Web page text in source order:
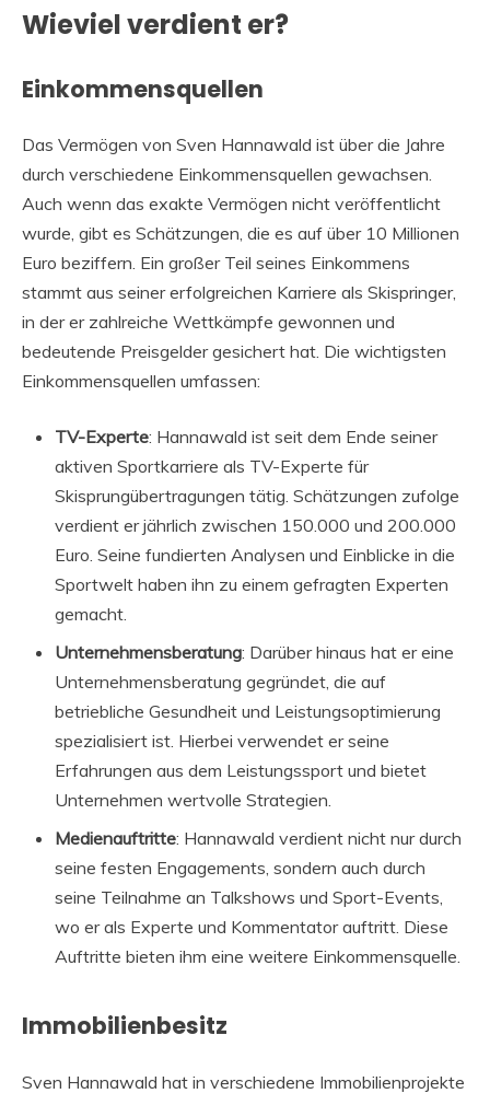
Wieviel verdient er?
Einkommensquellen
Das Vermögen von Sven Hannawald ist über die Jahre
durch verschiedene Einkommensquellen gewachsen.
Auch wenn das exakte Vermögen nicht veröffentlicht
wurde, gibt es Schätzungen, die es auf über 10 Millionen
Euro beziffern. Ein großer Teil seines Einkommens
stammt aus seiner erfolgreichen Karriere als Skispringer,
in der er zahlreiche Wettkämpfe gewonnen und
bedeutende Preisgelder gesichert hat. Die wichtigsten
Einkommensquellen umfassen:
TV-Experte: Hannawald ist seit dem Ende seiner
aktiven Sportkarriere als TV-Experte für
Skisprungübertragungen tätig. Schätzungen zufolge
verdient er jährlich zwischen 150.000 und 200.000
Euro. Seine fundierten Analysen und Einblicke in die
Sportwelt haben ihn zu einem gefragten Experten
gemacht.
Unternehmensberatung: Darüber hinaus hat er eine
Unternehmensberatung gegründet, die auf
betriebliche Gesundheit und Leistungsoptimierung
spezialisiert ist. Hierbei verwendet er seine
Erfahrungen aus dem Leistungssport und bietet
Unternehmen wertvolle Strategien.
Medienauftritte: Hannawald verdient nicht nur durch
seine festen Engagements, sondern auch durch
seine Teilnahme an Talkshows und Sport-Events,
wo er als Experte und Kommentator auftritt. Diese
Auftritte bieten ihm eine weitere Einkommensquelle.
Immobilienbesitz
Sven Hannawald hat in verschiedene Immobilienprojekte